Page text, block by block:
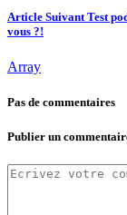
Article Suivant Test
vous ?!
Array
Pas de commentaires
Publier un